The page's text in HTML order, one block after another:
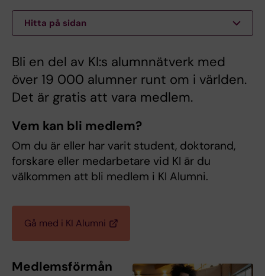
Hitta på sidan
Bli en del av KI:s alumnnätverk med
över 19 000 alumner runt om i världen.
Det är gratis att vara medlem.
Vem kan bli medlem?
Om du är eller har varit student, doktorand,
forskare eller medarbetare vid KI är du
välkommen att bli medlem i KI Alumni.
Gå med i KI Alumni
Medlemsförmån